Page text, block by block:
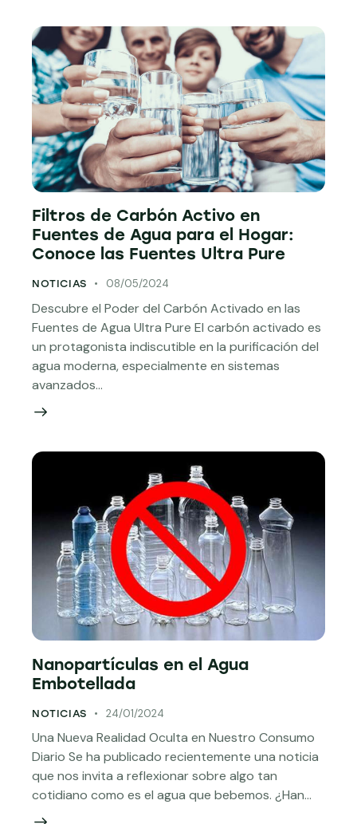
Filtros de Carbón Activo en
Fuentes de Agua para el Hogar:
Conoce las Fuentes Ultra Pure
NOTICIAS 08/05/2024
Descubre el Poder del Carbón Activado en las
Fuentes de Agua Ultra Pure El carbón activado es
un protagonista indiscutible en la purificación del
agua moderna, especialmente en sistemas
avanzados…
Nanopartículas en el Agua
Embotellada
NOTICIAS 24/01/2024
Una Nueva Realidad Oculta en Nuestro Consumo
Diario Se ha publicado recientemente una noticia
que nos invita a reflexionar sobre algo tan
cotidiano como es el agua que bebemos. ¿Han…